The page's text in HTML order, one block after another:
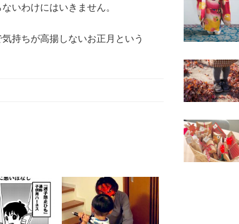
いわけにはいきません。
持ちが高揚しないお正月という